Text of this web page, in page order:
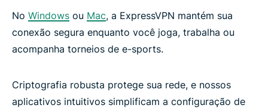
No Windows ou Mac, a ExpressVPN mantém sua
conexão segura enquanto você joga, trabalha ou
acompanha torneios de e-sports.
Criptografia robusta protege sua rede, e nossos
aplicativos intuitivos simplificam a configuração de